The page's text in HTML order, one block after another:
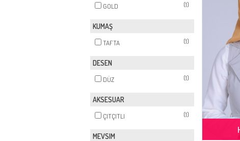
GOLD
(1)
KUMAŞ
TAFTA (1)
DESEN
DÜZ (1)
AKSESUAR
ÇITÇITLI (1)
MEVSIM